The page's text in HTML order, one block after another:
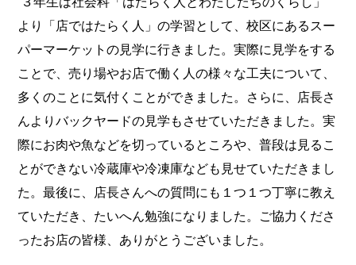
より「店ではたらく人」の学習として、校区にあるスー
パーマーケットの見学に行きました。実際に見学をする
ことで、売り場やお店で働く人の様々な工夫について、
多くのことに気付くことができました。さらに、店長さ
んよりバックヤードの見学もさせていただきました。実
際にお肉や魚などを切っているところや、普段は見るこ
とができない冷蔵庫や冷凍庫なども見せていただきまし
た。最後に、店長さんへの質問にも１つ１つ丁寧に教え
ていただき、たいへん勉強になりました。 ご協力くださ
ったお店の皆様、ありがとうございました。